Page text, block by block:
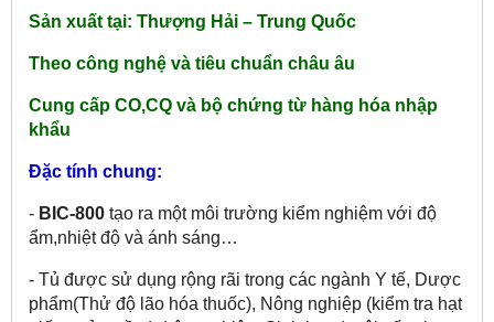
Sản xuất tại: Thượng Hải – Trung Quốc
Theo công nghệ và tiêu chuẩn châu âu
Cung cấp CO,CQ và bộ chứng từ hàng hóa nhập
khẩu
Đặc tính chung:
- BIC-800 tạo ra một môi trường kiểm nghiệm với độ
ẩm,nhiệt độ và ánh sáng…
- Tủ được sử dụng rộng rãi trong các ngành Y tế, Dược
phẩm(Thử độ lão hóa thuốc), Nông nghiệp (kiểm tra hạt